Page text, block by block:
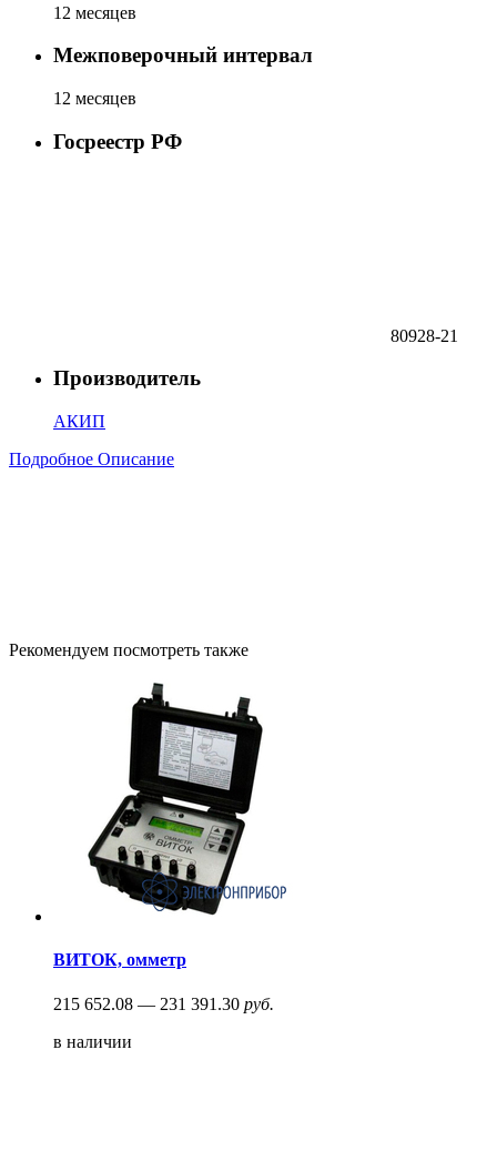
12 месяцев
Межповерочный интервал
12 месяцев
Госреестр РФ
80928-21
Производитель
АКИП
Подробное Описание
Рекомендуем посмотреть также
ВИТОК, омметр
215 652.08 — 231 391.30 руб.
в наличии